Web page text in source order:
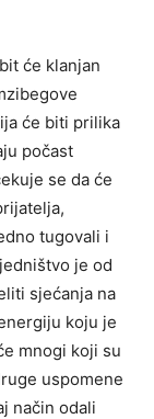
će klanjan
će biti prilika
počast
se da će
tugovali i
je od
sjećanja na
koju je
mnogi koji su
uspomene
način odali